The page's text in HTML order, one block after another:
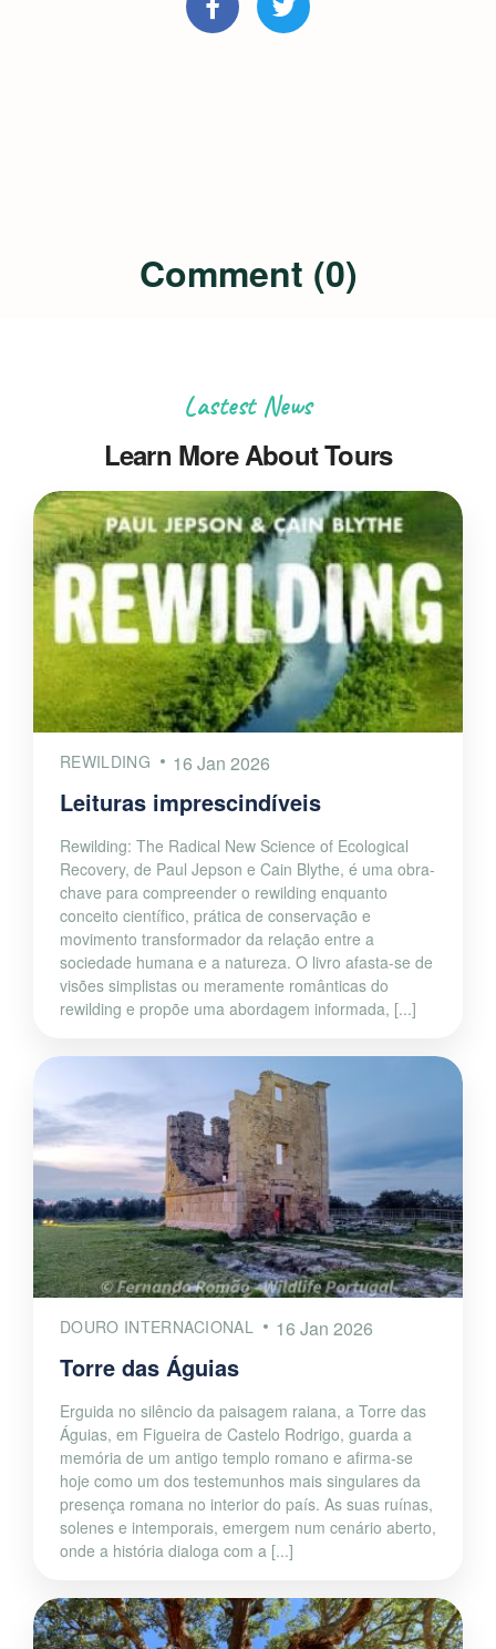
Comment (0)
Lastest News
Learn More About Tours
REWILDING 16 Jan 2026
Leituras imprescindíveis
Rewilding: The Radical New Science of Ecological
Recovery, de Paul Jepson e Cain Blythe, é uma obra-
chave para compreender o rewilding enquanto
conceito científico, prática de conservação e
movimento transformador da relação entre a
sociedade humana e a natureza. O livro afasta-se de
visões simplistas ou meramente românticas do
rewilding e propõe uma abordagem informada, [...]
DOURO INTERNACIONAL 16 Jan 2026
Torre das Águias
Erguida no silêncio da paisagem raiana, a Torre das
Águias, em Figueira de Castelo Rodrigo, guarda a
memória de um antigo templo romano e afirma-se
hoje como um dos testemunhos mais singulares da
presença romana no interior do país. As suas ruínas,
solenes e intemporais, emergem num cenário aberto,
onde a história dialoga com a [...]